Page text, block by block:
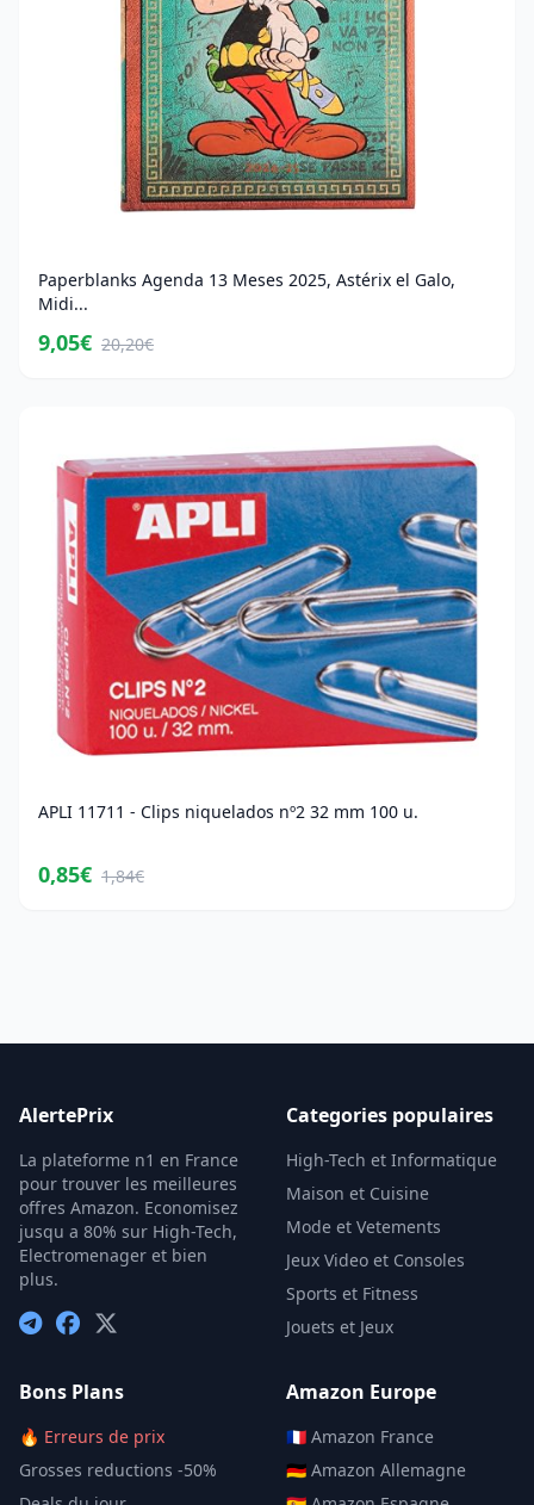
Paperblanks Agenda 13 Meses 2025, Astérix el Galo,
Midi...
9,05€ 20,20€
APLI 11711 - Clips niquelados nº2 32 mm 100 u.
0,85€ 1,84€
AlertePrix
La plateforme n1 en France
pour trouver les meilleures
offres Amazon. Economisez
jusqu a 80% sur High-Tech,
Electromenager et bien
plus.
Categories populaires
High-Tech et Informatique
Maison et Cuisine
Mode et Vetements
Jeux Video et Consoles
Sports et Fitness
Jouets et Jeux
Bons Plans
🔥 Erreurs de prix
Grosses reductions -50%
Amazon Europe
🇫🇷 Amazon France
🇩🇪 Amazon Allemagne